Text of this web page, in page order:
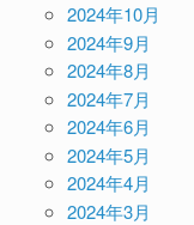
2024年10月
2024年9月
2024年8月
2024年7月
2024年6月
2024年5月
2024年4月
2024年3月